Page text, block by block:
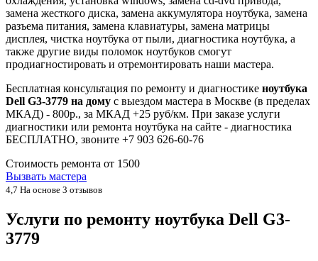
замена жесткого диска, замена аккумулятора ноутбука, замена
разъема питания, замена клавиатуры, замена матрицы
дисплея, чистка ноутбука от пыли, диагностика ноутбука, а
также другие виды поломок ноутбуков смогут
продиагностировать и отремонтировать наши мастера.
Бесплатная консультация по ремонту и диагностике ноутбука
Dell G3-3779 на дому с выездом мастера в Москве (в пределах
МКАД) - 800р., за МКАД +25 руб/км. При заказе услуги
диагностики или ремонта ноутбука на сайте - диагностика
БЕСПЛАТНО, звоните +7 903 626-60-76
Стоимость ремонта от 1500
Вызвать мастера
4,7 На основе 3 отзывов
Услуги по ремонту ноутбука Dell G3-
3779